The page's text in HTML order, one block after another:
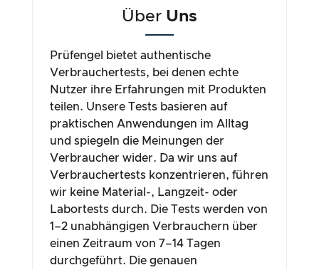
Über Uns
Prüfengel bietet authentische
Verbrauchertests, bei denen echte
Nutzer ihre Erfahrungen mit Produkten
teilen. Unsere Tests basieren auf
praktischen Anwendungen im Alltag
und spiegeln die Meinungen der
Verbraucher wider. Da wir uns auf
Verbrauchertests konzentrieren, führen
wir keine Material-, Langzeit- oder
Labortests durch. Die Tests werden von
1–2 unabhängigen Verbrauchern über
einen Zeitraum von 7–14 Tagen
durchgeführt. Die genauen